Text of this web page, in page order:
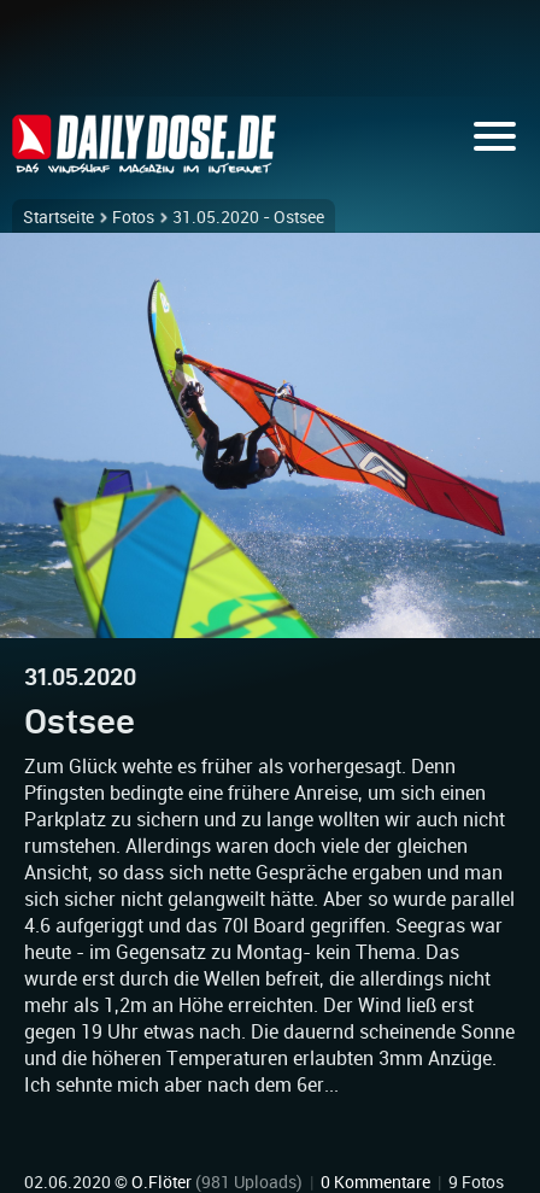
Startseite Fotos 31.05.2020 - Ostsee
31.05.2020
Ostsee
Zum Glück wehte es früher als vorhergesagt. Denn
Pfingsten bedingte eine frühere Anreise, um sich einen
Parkplatz zu sichern und zu lange wollten wir auch nicht
rumstehen. Allerdings waren doch viele der gleichen
Ansicht, so dass sich nette Gespräche ergaben und man
sich sicher nicht gelangweilt hätte. Aber so wurde parallel
4.6 aufgeriggt und das 70l Board gegriffen. Seegras war
heute - im Gegensatz zu Montag- kein Thema. Das
wurde erst durch die Wellen befreit, die allerdings nicht
mehr als 1,2m an Höhe erreichten. Der Wind ließ erst
gegen 19 Uhr etwas nach. Die dauernd scheinende Sonne
und die höheren Temperaturen erlaubten 3mm Anzüge.
Ich sehnte mich aber nach dem 6er...
02.06.2020 ©O.Flöter (981 Uploads) | 0 Kommentare | 9 Fotos